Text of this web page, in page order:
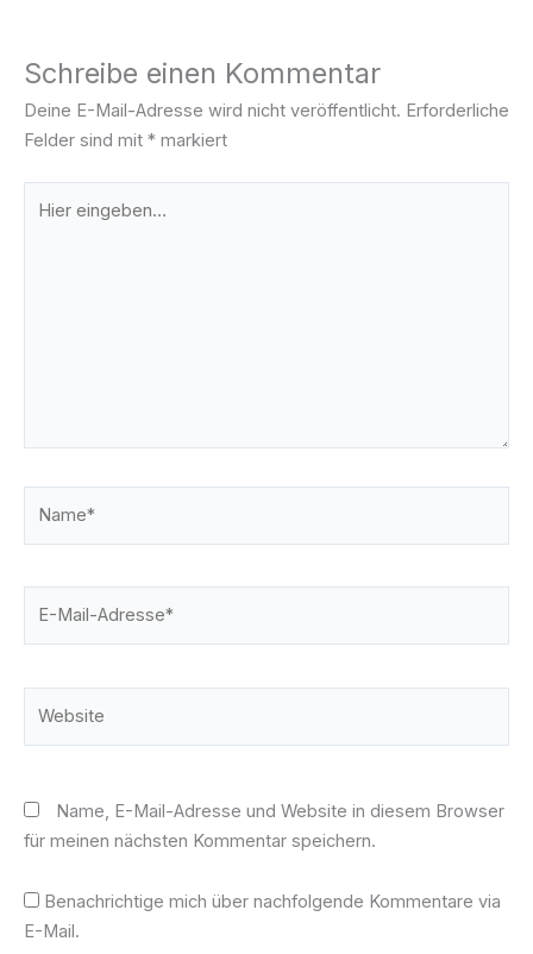
Schreibe einen Kommentar
Deine E-Mail-Adresse wird nicht veröffentlicht. Erforderliche
Felder sind mit * markiert
eingeben…
Name, E-Mail-Adresse und Website in diesem Browser
für meinen nächsten Kommentar speichern.
Benachrichtige mich über nachfolgende Kommentare via
E-Mail.